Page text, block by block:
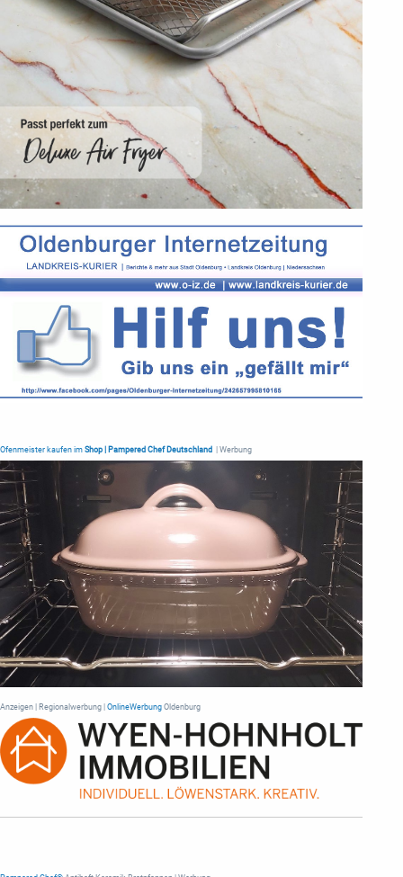
Ofenmeister kaufen im Shop | Pampered Chef Deutschland | Werbung
Anzeigen | Regionalwerbung | OnlineWerbung Oldenburg